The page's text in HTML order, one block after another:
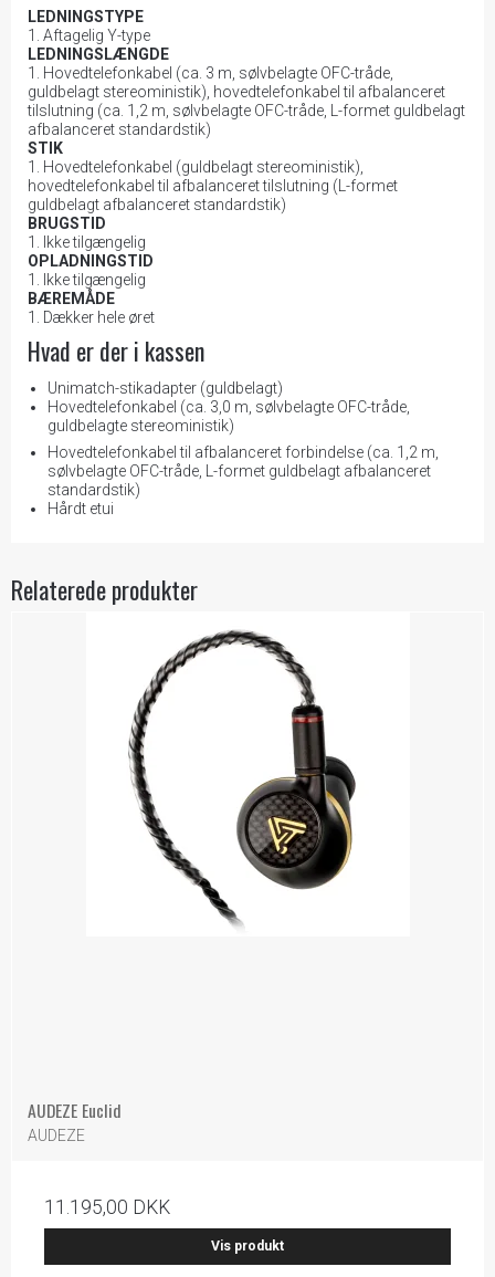
LEDNINGSTYPE
Aftagelig Y-type
LEDNINGSLÆNGDE
Hovedtelefonkabel (ca. 3 m, sølvbelagte OFC-tråde,
guldbelagt stereoministik), hovedtelefonkabel til afbalanceret
tilslutning (ca. 1,2 m, sølvbelagte OFC-tråde, L-formet guldbelagt
afbalanceret standardstik)
STIK
Hovedtelefonkabel (guldbelagt stereoministik),
hovedtelefonkabel til afbalanceret tilslutning (L-formet
guldbelagt afbalanceret standardstik)
BRUGSTID
Ikke tilgængelig
OPLADNINGSTID
Ikke tilgængelig
BÆREMÅDE
Dækker hele øret
Hvad er der i kassen
Unimatch-stikadapter (guldbelagt)
Hovedtelefonkabel (ca. 3,0 m, sølvbelagte OFC-tråde,
guldbelagte stereoministik)
Hovedtelefonkabel til afbalanceret forbindelse (ca. 1,2 m,
sølvbelagte OFC-tråde, L-formet guldbelagt afbalanceret
standardstik)
Hårdt etui
Relaterede produkter
AUDEZE Euclid
AUDEZE
11.195,00 DKK
Vis produkt